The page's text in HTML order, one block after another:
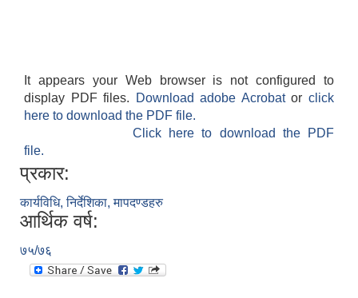
It appears your Web browser is not configured to
display PDF files.
Download adobe Acrobatorclick
here to download the PDF file.
Click here to download the PDF
file.
प्रकार:
कार्यविधि, निर्देशिका, मापदण्डहरु
आर्थिक वर्ष:
७५/७६